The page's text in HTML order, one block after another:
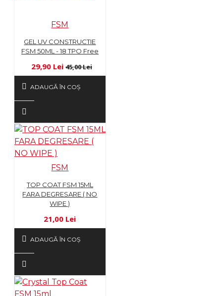
FSM
GEL UV CONSTRUCTIE
FSM 50ML - 18 TPO Free
29,90 Lei 45,00 Lei
ADAUGĂ ÎN COŞ
FSM
TOP COAT FSM 15ML
FARA DEGRESARE ( NO
WIPE )
21,00 Lei
ADAUGĂ ÎN COŞ